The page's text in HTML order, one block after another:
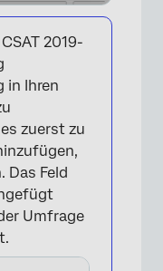
2019-
in Ihren
zuerst zu
Das Feld
Umfrage